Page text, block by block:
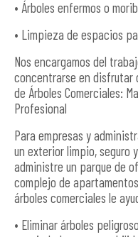
• Árboles enfermos o
• Limpieza de espacios
Nos encargamos del
concentrarse en disfrutar
de Árboles Comerciales:
Profesional
Para empresas y
un exterior limpio, seguro
administre un parque de
complejo de
árboles comerciales le
• Eliminar árboles